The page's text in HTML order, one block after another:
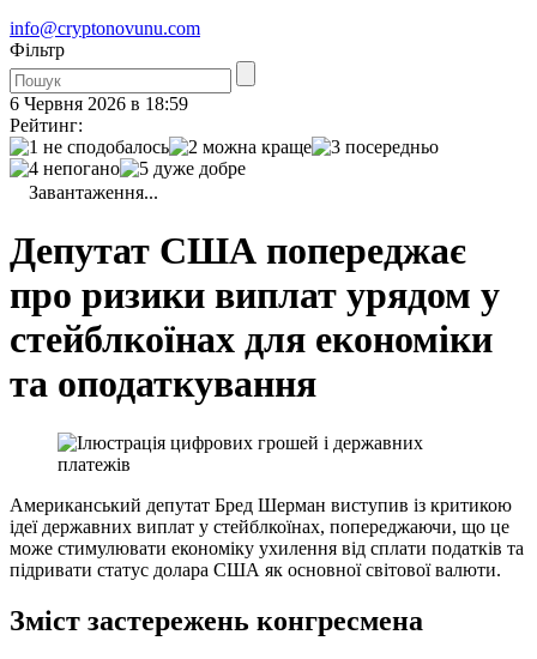
info@cryptonovunu.com
Фiльтр
6 Червня 2026 в 18:59
Рейтинг:
Завантаження...
Депутат США попереджає
про ризики виплат урядом у
стейблкоїнах для економіки
та оподаткування
Американський депутат Бред Шерман виступив із критикою
ідеї державних виплат у стейблкоїнах, попереджаючи, що це
може стимулювати економіку ухилення від сплати податків та
підривати статус долара США як основної світової валюти.
Зміст застережень конгресмена